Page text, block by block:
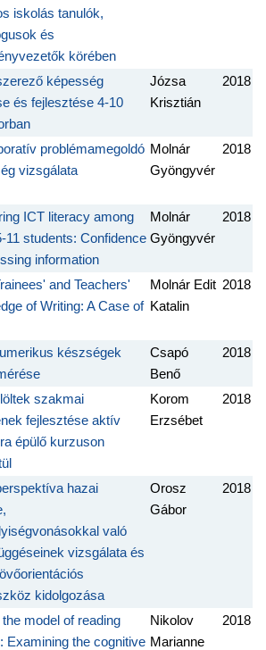
iskolás tanulók,
és
körében
képesség
és fejlesztése 4-10
Józsa
Krisztián
2018
problémamegoldó
vizsgálata
Molnár
Gyöngyvér
2018
ICT literacy among
11 students: Confidence
information
Molnár
Gyöngyvér
2018
and Teachers'
of Writing: A Case of
Molnár Edit
Katalin
2018
készségek
Csapó
Benő
2018
szakmai
fejlesztése aktív
épülő kurzuson
Korom
Erzsébet
2018
hazai
való
vizsgálata és
kidolgozása
Orosz
Gábor
2018
the model of reading
Examining the cognitive
Nikolov
Marianne
2018